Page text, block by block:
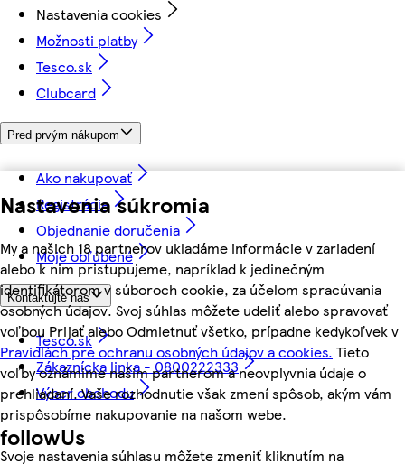
Nastavenia súkromia
My a našich 18 partnerov ukladáme informácie v zariadení
alebo k nim pristupujeme, napríklad k jedinečným
identifikátorom v súboroch cookie, za účelom spracúvania
osobných údajov. Svoj súhlas môžete udeliť alebo spravovať
voľbou Prijať alebo Odmietnuť všetko, prípadne kedykoľvek v
Pravidlách pre ochranu osobných údajov a cookies. Tieto
voľby oznámime našim partnerom a neovplyvnia údaje o
prehliadaní. Vaše rozhodnutie však zmení spôsob, akým vám
prispôsobíme nakupovanie na našom webe.
Svoje nastavenia súhlasu môžete zmeniť kliknutím na
Nastavenia cookies
Možnosti platby
Tesco.sk
Clubcard
Pred prvým nákupom
Ako nakupovať
Registrácia
Objednanie doručenia
Moje obľúbené
Kontaktujte nás
Tesco.sk
Zákaznícka linka - 0800222333
Výber obchodu
followUs